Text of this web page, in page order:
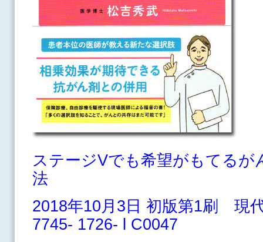
ステージVでも希望がもてるが
法
2018年10月3日 初版第1刷 現
7745‐ 1726‐ l C0047